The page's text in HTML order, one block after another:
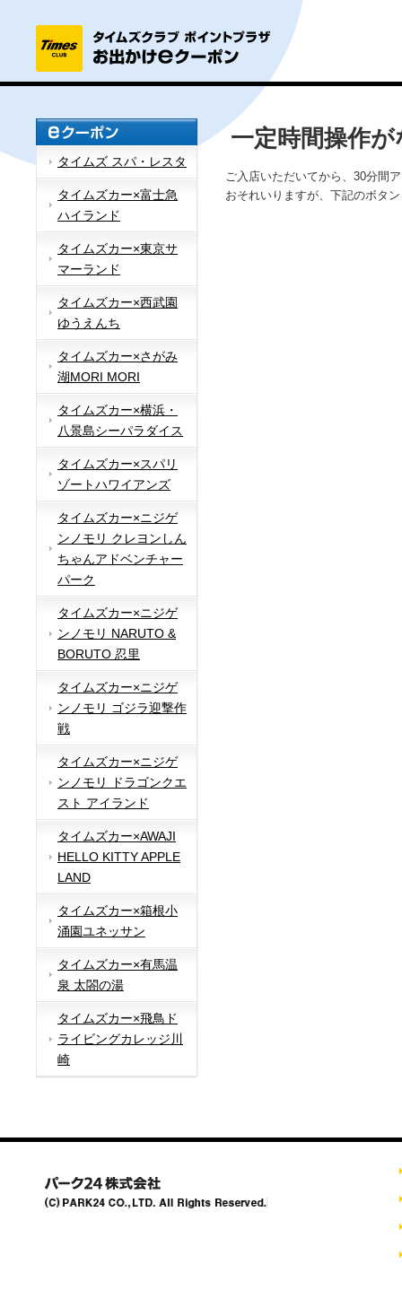
タイムズ スパ・レスタ
タイムズカー×富士急
ハイランド
タイムズカー×東京サ
マーランド
タイムズカー×西武園
ゆうえんち
タイムズカー×さがみ
湖MORI MORI
タイムズカー×横浜・
八景島シーパラダイス
タイムズカー×スパリ
ゾートハワイアンズ
タイムズカー×ニジゲ
ンノモリ クレヨンしん
ちゃんアドベンチャー
パーク
タイムズカー×ニジゲ
ンノモリ NARUTO &
BORUTO 忍里
タイムズカー×ニジゲ
ンノモリ ゴジラ迎撃作
戦
タイムズカー×ニジゲ
ンノモリ ドラゴンクエ
スト アイランド
タイムズカー×AWAJI
HELLO KITTY APPLE
LAND
タイムズカー×箱根小
涌園ユネッサン
タイムズカー×有馬温
泉 太閤の湯
タイムズカー×飛鳥ド
ライビングカレッジ川
崎
一定時間操作
ご入店いただいてから、30分間
おそれいりますが、下記のボタ